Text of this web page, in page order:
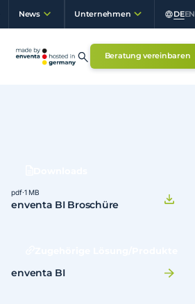
News Unternehmen DEEN
Beratung vereinbaren
pdf·1 MB
enventa BI Broschüre
enventa BI